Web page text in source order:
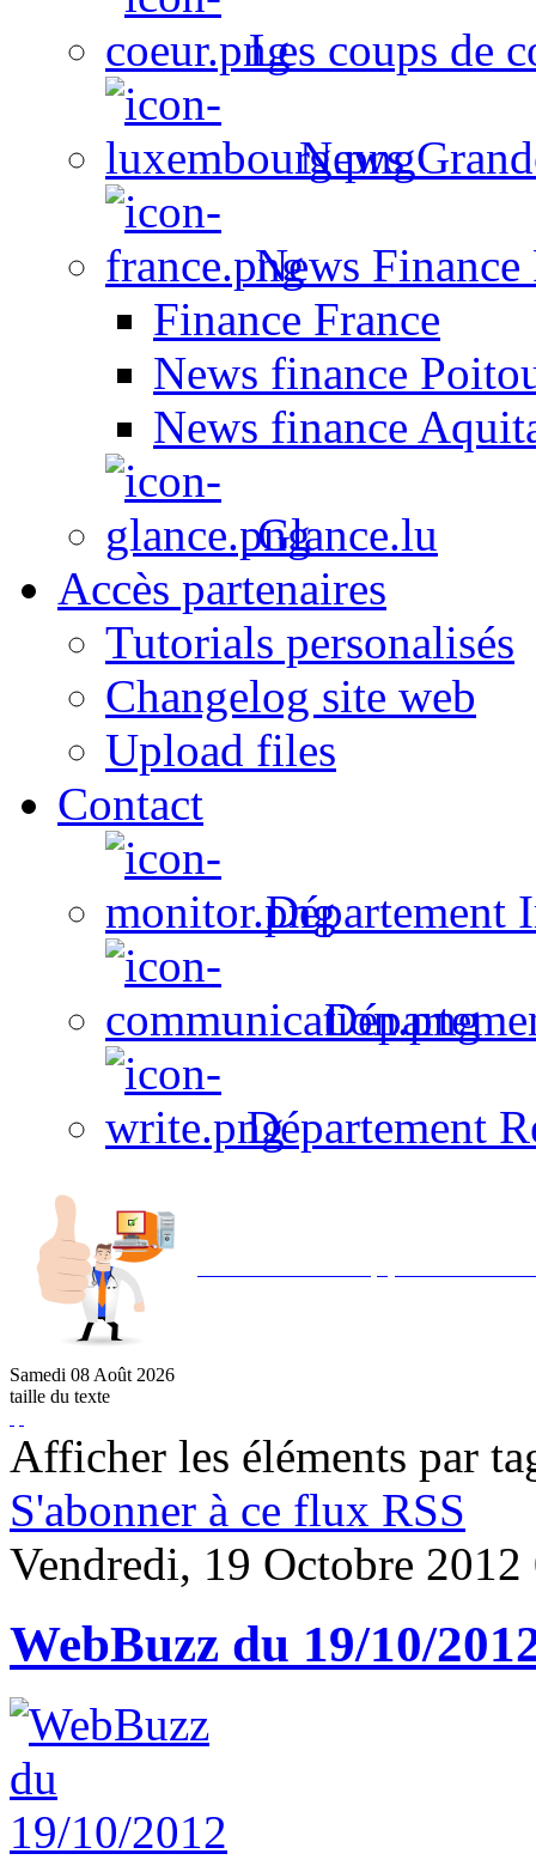
Les coups de
News
News Finance
Finance France
News finance
News finance
Glance.lu
Accès partenaires
Tutorials personalisés
Changelog site web
Upload files
Contact
Département
Département
Samedi 08 Août 2026
taille du texte
Afficher les éléments par
S'abonner à ce flux RSS
Vendredi, 19 Octobre 2012
WebBuzz du 19/10/